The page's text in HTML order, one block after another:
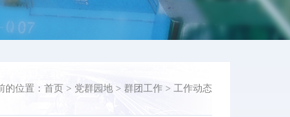
的位置： 首页 > 党群园地 > 群团工作 > 工作动态